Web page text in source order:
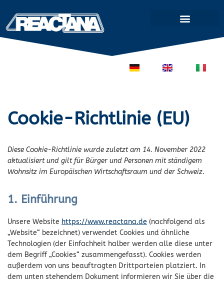
Zum
Inhalt
Cookie-Richtlinie (EU)
Diese Cookie-Richtlinie wurde zuletzt am 14. November 2022
aktualisiert und gilt für Bürger und Personen mit ständigem
Wohnsitz im Europäischen Wirtschaftsraum und der Schweiz.
1. Einführung
Unsere Website https://www.reactana.de (nachfolgend als
„Website“ bezeichnet) verwendet Cookies und ähnliche
Technologien (der Einfachheit halber werden alle diese unter
dem Begriff „Cookies“ zusammengefasst). Cookies werden
außerdem von uns beauftragten Drittparteien platziert. In
dem unten stehendem Dokument informieren wir Sie über die